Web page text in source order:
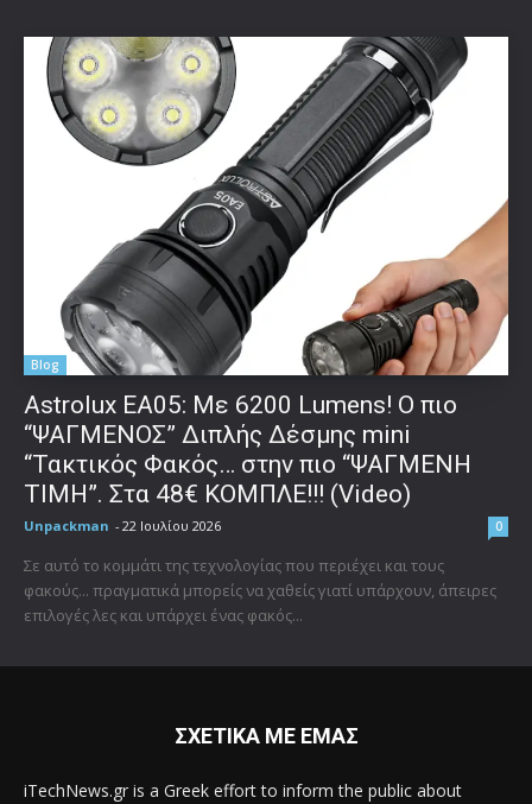
Blog
Astrolux ΕΑ05: Με 6200 Lumens! Ο πιο
“ΨΑΓΜΕΝΟΣ” Διπλής Δέσμης mini
“Τακτικός Φακός… στην πιο “ΨΑΓΜΕΝΗ
ΤΙΜΗ”. Στα 48€ ΚΟΜΠΛΕ!!! (Video)
Unpackman - 22 Ιουλίου 2026 0
Σε αυτό το κομμάτι της τεχνολογίας που περιέχει και τους
φακούς... πραγματικά μπορείς να χαθείς γιατί υπάρχουν, άπειρες
επιλογές λες και υπάρχει ένας φακός...
ΣΧΕΤΙΚΑ ΜΕ ΕΜΑΣ
iTechNews.gr is a Greek effort to inform the public about